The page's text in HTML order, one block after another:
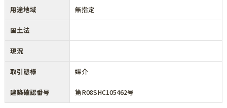
用途地域 無指定
国土法
現況
取引態様 媒介
建築確認番号 第R08SHC105462号